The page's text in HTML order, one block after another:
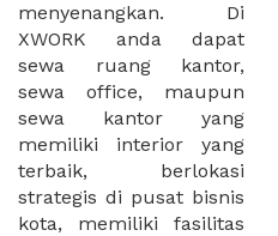
menyenangkan. Di
XWORK anda dapat
sewa ruang kantor,
sewa office, maupun
sewa kantor yang
memiliki interior yang
terbaik, berlokasi
strategis di pusat bisnis
kota, memiliki fasilitas
seperti surat domisili,
Tanda Domisili
Perusahaan, Surat Izin
Usaha Perdagangan,
dan atau akte pendirian
PT maupun akte
pendirian CV untuk
usaha Anda. Sewa
ruang kantor XWORK